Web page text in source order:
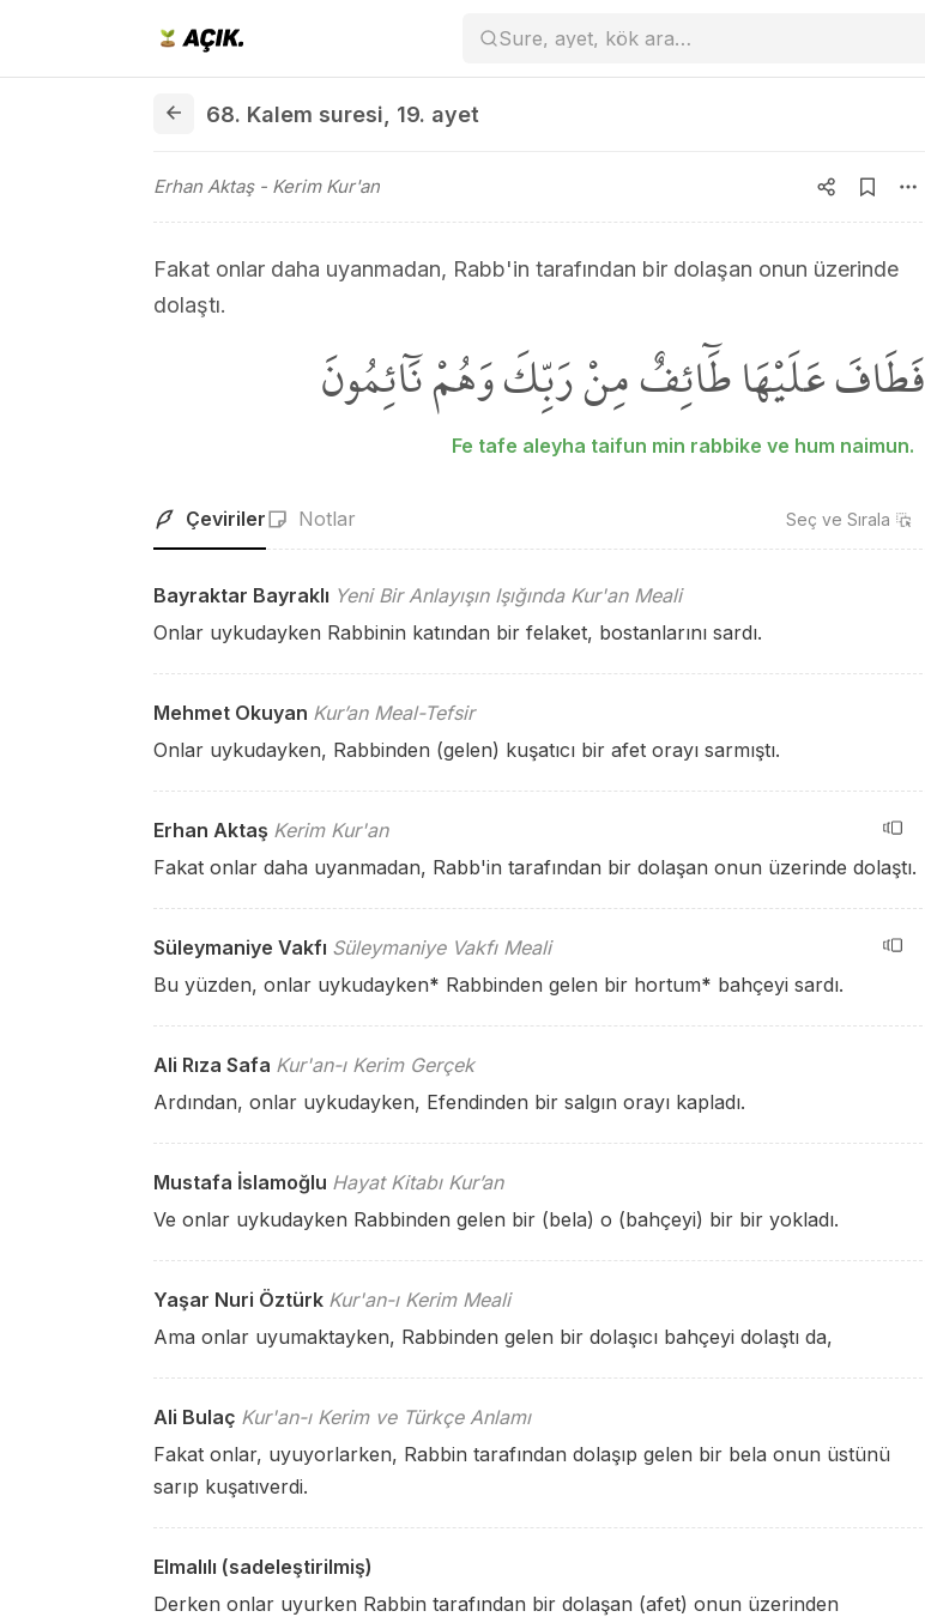
Sure, ayet, kök ara…
68. Kalem suresi 19. ayet
Erhan Aktaş- Kerim Kur'an
Fakat onlar daha uyanmadan, Rabb'in tarafından bir dolaşan onun üzerinde
dolaştı.
فَطَافَ عَلَيْهَا طَٓائِفٌ مِنْ رَبِّكَ وَهُمْ نَٓائِمُونَ
Fe tafe aleyha taifun min rabbike ve hum naimun.
Çeviriler Notlar Seç ve Sırala
Bayraktar Bayraklı Yeni Bir Anlayışın Işığında Kur'an Meali
Onlar uykudayken Rabbinin katından bir felaket, bostanlarını sardı.
Mehmet Okuyan Kur’an Meal-Tefsir
Onlar uykudayken, Rabbinden (gelen) kuşatıcı bir afet orayı sarmıştı.
Erhan Aktaş Kerim Kur'an
Fakat onlar daha uyanmadan, Rabb'in tarafından bir dolaşan onun üzerinde dolaştı.
Süleymaniye Vakfı Süleymaniye Vakfı Meali
Bu yüzden, onlar uykudayken* Rabbinden gelen bir hortum* bahçeyi sardı.
Ali Rıza Safa Kur'an-ı Kerim Gerçek
Ardından, onlar uykudayken, Efendinden bir salgın orayı kapladı.
Mustafa İslamoğlu Hayat Kitabı Kur’an
Ve onlar uykudayken Rabbinden gelen bir (bela) o (bahçeyi) bir bir yokladı.
Yaşar Nuri Öztürk Kur'an-ı Kerim Meali
Ama onlar uyumaktayken, Rabbinden gelen bir dolaşıcı bahçeyi dolaştı da,
Ali Bulaç Kur'an-ı Kerim ve Türkçe Anlamı
Fakat onlar, uyuyorlarken, Rabbin tarafından dolaşıp gelen bir bela onun üstünü
sarıp kuşatıverdi.
Elmalılı (sadeleştirilmiş)
Derken onlar uyurken Rabbin tarafından bir dolaşan (afet) onun üzerinden